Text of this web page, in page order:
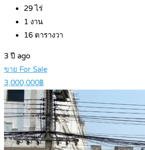
29ไร่
1 งาน
16 ตารางวา
3 ปี ago
ขาย For Sale
3,000,000฿